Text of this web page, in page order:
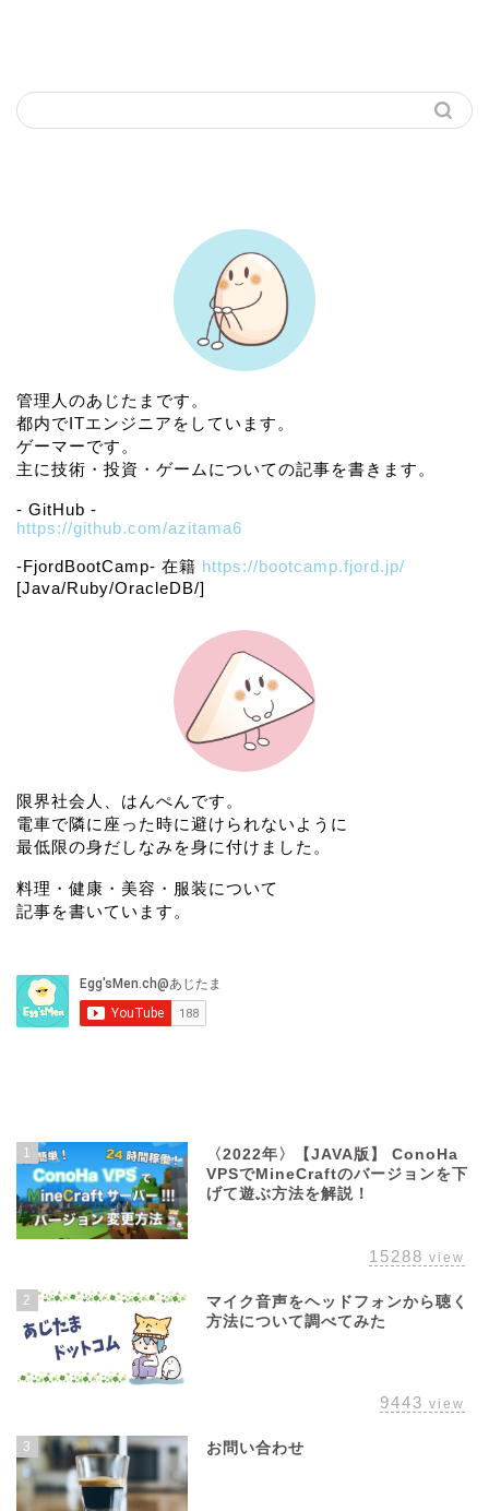
管理人のあじたまです。
都内でITエンジニアをしています。
ゲーマーです。
主に技術・投資・ゲームについての記事を書きます。
- GitHub -
https://github.com/azitama6
-FjordBootCamp- 在籍 https://bootcamp.fjord.jp/
[Java/Ruby/OracleDB/]
限界社会人、はんぺんです。
電車で隣に座った時に避けられないように
最低限の身だしなみを身に付けました。
料理・健康・美容・服装について
記事を書いています。
1
〈2022年〉【JAVA版】 ConoHa
VPSでMineCraftのバージョンを下
げて遊ぶ方法を解説！
15288 view
2
マイク音声をヘッドフォンから聴く
方法について調べてみた
9443 view
3 お問い合わせ